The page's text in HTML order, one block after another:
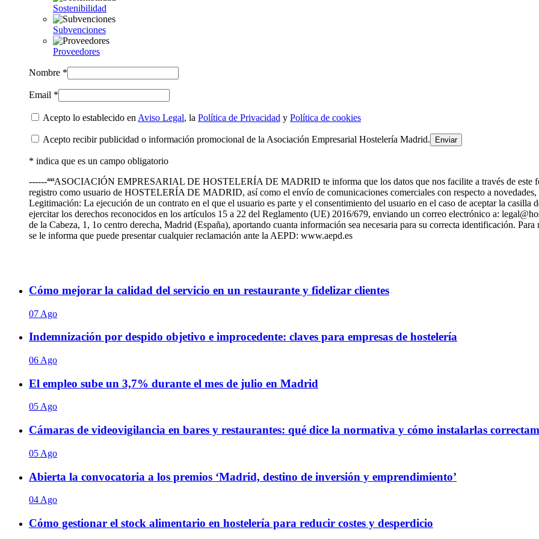
Sostenibilidad
Subvenciones
Proveedores
Nombre *
Email *
Acepto lo establecido en Aviso Legal, la Política de Privacidad y Política de cookies
Acepto recibir publicidad o información promocional de la Asociación Empresarial Hostelería Madrid.
* indica que es un campo obligatorio
------ªªªASOCIACIÓN EMPRESARIAL DE HOSTELERÍA DE MADRID te informa que los datos que nos facilite a través de este
registro como usuario de HOSTELERÍA DE MADRID, así como el envío de comunicaciones comerciales con respecto a
Legitimación: La ejecución de un contrato en el que el usuario es parte y el consentimiento del usuario en el caso de aceptar la casilla
ejercitar los derechos reconocidos en los artículos 15 a 22 del Reglamento (UE) 2016/679, enviando un correo electrónico a:
de la Cabeza, 1, 1o centro derecha, Madrid (España), aportando cuanta información sea necesaria para su correcta identificación.
se le informa que puede presentar cualquier reclamación ante la AEPD: www.aepd.es
Cómo mejorar la calidad del servicio en un restaurante y fidelizar clientes
07 Ago
Indemnización por despido objetivo e improcedente: claves para empresas de hostelería
06 Ago
El empleo sube un 3,7% durante el mes de julio en Madrid
05 Ago
Cámaras de videovigilancia en bares y restaurantes: qué dice la normativa y cómo instalarlas
05 Ago
Abierta la convocatoria a los premios ‘Madrid, destino de inversión y emprendimiento’
04 Ago
Cómo gestionar el stock alimentario en hostelería para reducir costes y desperdicio